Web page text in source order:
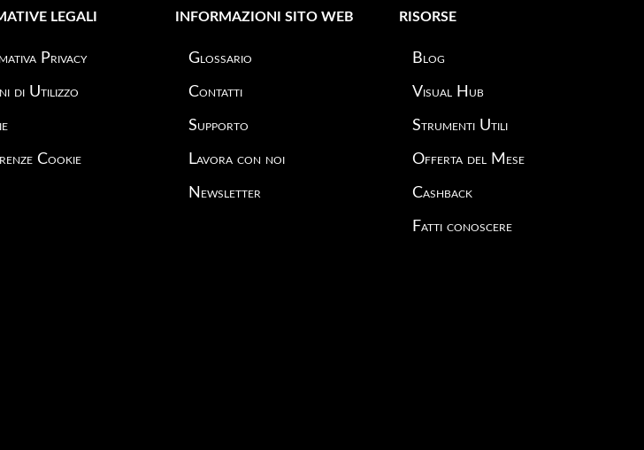
LEGALI
Privacy
di Utilizzo
Cookie
INFORMAZIONI SITO WEB
Glossario
Contatti
Supporto
Lavora con noi
Newsletter
RISORSE
Blog
Visual Hub
Strumenti Utili
Offerta del Mese
Cashback
Fatti conoscere